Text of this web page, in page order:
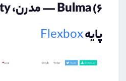
پایهFlexbox